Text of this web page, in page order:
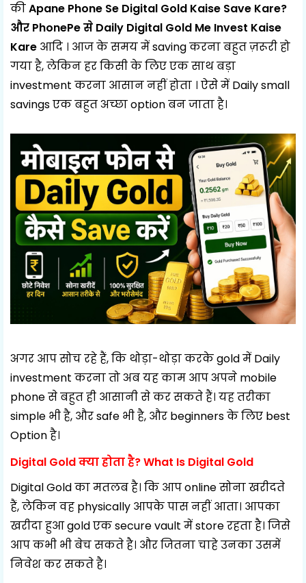
कीApane Phone Se Digital Gold Kaise Save Kare?
और PhonePe से Daily Digital Gold Me Invest Kaise
Kare आदि । आज के समय में saving करना बहुत ज़रूरी हो
गया है, लेकिन हर किसी के लिए एक साथ बड़ा
investment करना आसान नहीं होता । ऐसे में Daily small
savings एक बहुत अच्छा option बन जाता है।
अगर आप सोच रहे हैं, कि थोड़ा-थोड़ा करके gold में Daily
investment करना तो अब यह काम आप अपने mobile
phone से बहुत ही आसानी से कर सकते हैं। यह तरीका
simple भी है, और safe भी है, और beginners के लिए best
Option है।
Digital Gold क्या होता है? What Is Digital Gold
Digital Gold का मतलब है। कि आप online सोना खरीदते
हैं, लेकिन वह physically आपके पास नहीं आता। आपका
खरीदा हुआ gold एक secure vault में store रहता है। जिसे
आप कभी भी बेच सकते है। और जितना चाहे उनका उसमें
निवेश कर सकते है।